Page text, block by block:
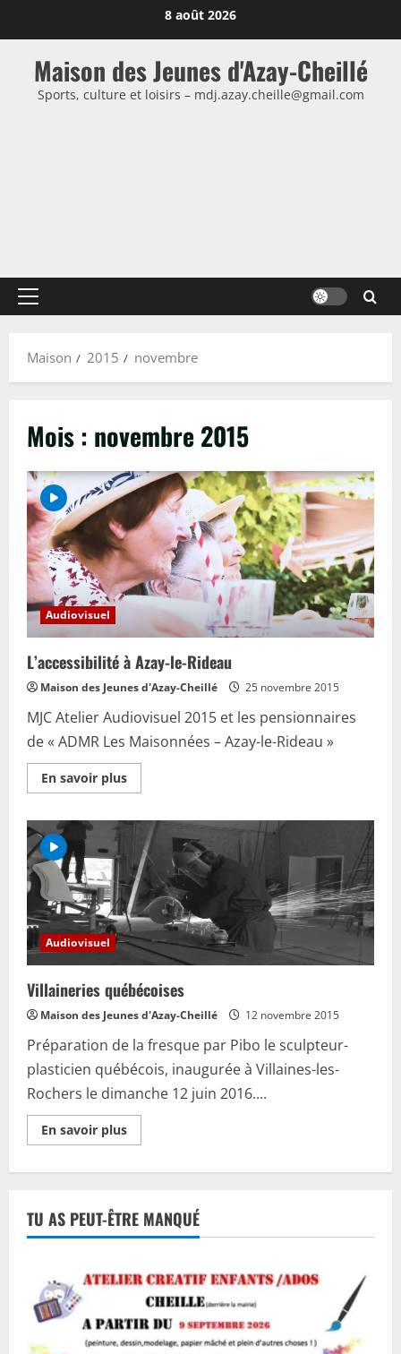
au
contenu
8 août 2026
Maison des Jeunes d'Azay-Cheillé
Sports, culture et loisirs – mdj.azay.cheille@gmail.com
Menu
Maison
2015 novembre
Mois : novembre 2015
Audiovisuel
L’accessibilité à Azay-le-Rideau
Maison des Jeunes d'Azay-Cheillé 25 novembre 2015
MJC Atelier Audiovisuel 2015 et les pensionnaires
de « ADMR Les Maisonnées – Azay-le-Rideau »
En savoir plusEn
savoir
L’accessibilité
Azay-
le-
Rideau
Audiovisuel
Villaineries québécoises
Maison des Jeunes d'Azay-Cheillé 12 novembre 2015
Préparation de la fresque par Pibo le sculpteur-
plasticien québécois, inaugurée à Villaines-les-
Rochers le dimanche 12 juin 2016....
En savoir plusEn
savoir
TU AS PEUT-ÊTRE MANQUÉ